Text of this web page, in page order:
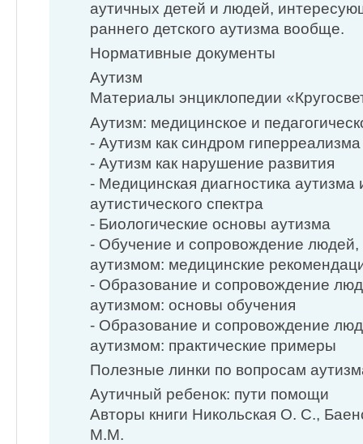
аутичных детей и людей,
раннего детского аутизма вообще.
Нормативные документы
Аутизм
Материалы энциклопедии
Аутизм: медицинское и
- Аутизм как синдром гиперреализма
- Аутизм как нарушение развития
- Медицинская диагностика аутизма
аутистического спектра
- Биологические основы аутизма
- Обучение и сопровождение
аутизмом: медицинские
- Образование и сопровождение
аутизмом: основы обучения
- Образование и сопровождение
аутизмом: практические примеры
Полезные линки по вопросам
Аутичный ребенок: пути помощи
Авторы книги Никольская О. С.,
М.М.